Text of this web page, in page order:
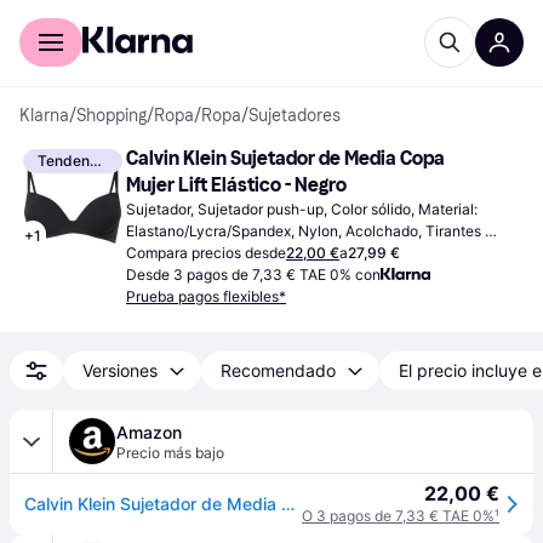
Comprar con Klarna
Klarna/Shopping/Ropa/Ropa/Sujetadores
Tendencia
+1
Calvin Klein Sujetador de Media Copa
Mujer Lift Elástico - Negro
Sujetador, Sujetador push-up, Color sólido, Material:
Elastano/Lycra/Spandex, Nylon, Acolchado, Tirantes
Ajustables
Compara precios desde22,00 €a27,99 €
Desde 3 pagos de 7,33 € TAE 0% con
Prueba pagos flexibles*
Versiones Recomendado El precio incluye
Amazon
Precio más bajo
Calvin Klein Sujetador de Media Copa Mujer Lift elástico, Negro (Black), 95B 22,00 €
O 3 pagos de 7,33 € TAE 0%¹